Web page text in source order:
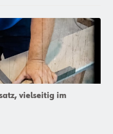
vielseitig im